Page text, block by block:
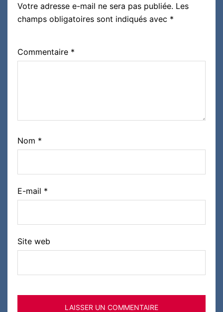
Votre adresse e-mail ne sera pas publiée. Les
champs obligatoires sont indiqués avec *
Commentaire *
Nom *
E-mail *
Site web